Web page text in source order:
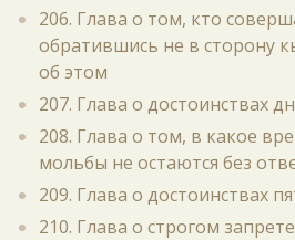
206. Глава о том, кто
обратившись не в сторону
об этом
207. Глава о достоинствах
208. Глава о том, в какое
мольбы не остаются без
209. Глава о достоинствах
210. Глава о строгом